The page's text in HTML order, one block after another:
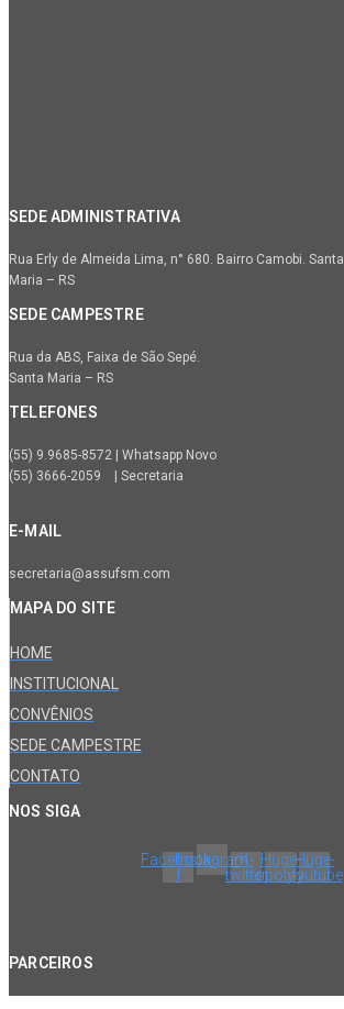
SEDE ADMINISTRATIVA
Rua Erly de Almeida Lima, n° 680. Bairro Camobi. Santa
Maria – RS
SEDE CAMPESTRE
Rua da ABS, Faixa de São Sepé.
Santa Maria – RS
TELEFONES
(55) 9.9685-8572 | Whatsapp Novo
(55) 3666-2059 | Secretaria
E-MAIL
secretaria@assufsm.com
MAPA DO SITE
HOME
INSTITUCIONAL
CONVÊNIOS
SEDE CAMPESTRE
CONTATO
NOS SIGA
Facebook-
f
InstagramX-
twitter
Huge-
spotify
Huge-
youtube
PARCEIROS